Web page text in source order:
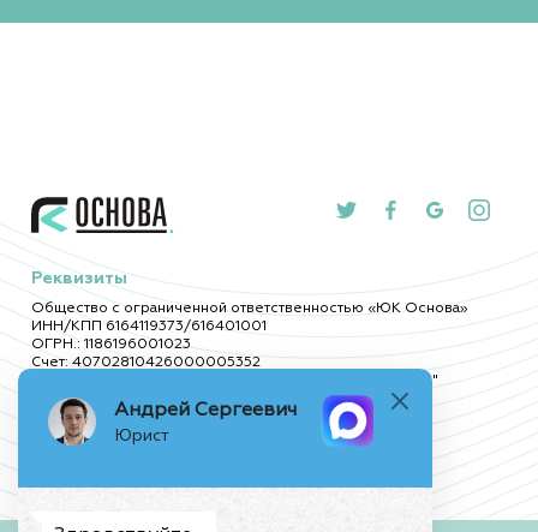
Реквизиты
Общество с ограниченной ответственностью «ЮК Основа»
ИНН/КПП 6164119373/616401001
ОГРН.: 1186196001023
Счет: 40702810426000005352
Реквизиты ФИЛИАЛ "РОСТОВСКИЙ" АО "АЛЬФА-БАНК"
БИК: 046015207
К/с: 30101810500000000207
Андрей Сергеевич
Юрист